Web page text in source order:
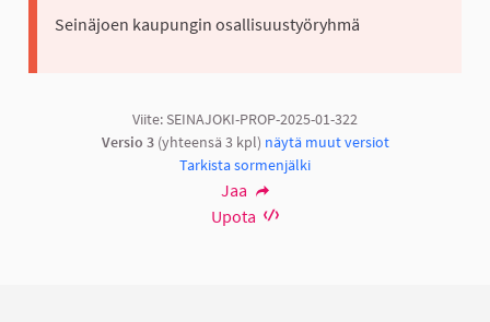
Seinäjoen kaupungin osallisuustyöryhmä
Viite: SEINAJOKI-PROP-2025-01-322
Versio 3(yhteensä 3 kpl) näytä muut versiot
Tarkista sormenjälki
Jaa
Upota